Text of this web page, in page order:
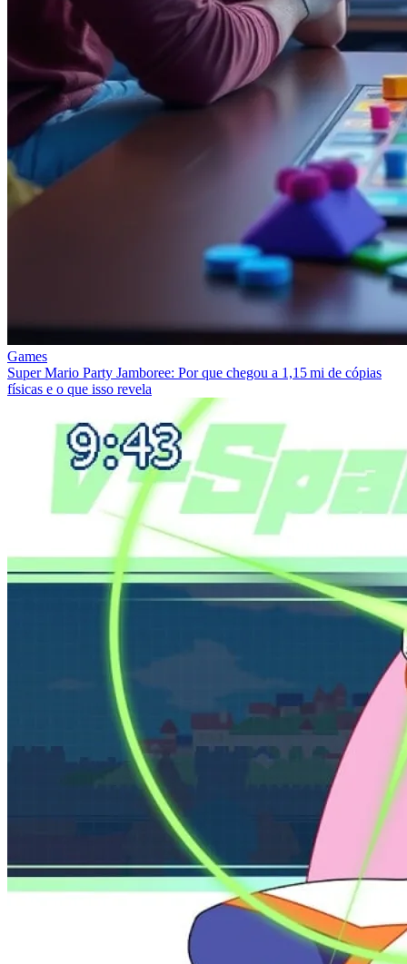
Games
Super Mario Party Jamboree: Por que chegou a 1,15 mi de cópias
físicas e o que isso revela